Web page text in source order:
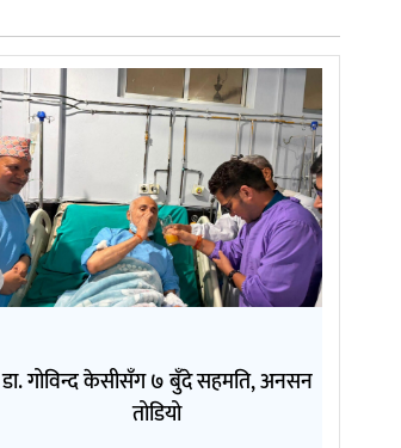
डा. गोविन्द केसीसँग ७ बुँदे सहमति, अनसन
तोडियो